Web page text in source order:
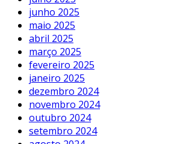
junho 2025
maio 2025
abril 2025
março 2025
fevereiro 2025
janeiro 2025
dezembro 2024
novembro 2024
outubro 2024
setembro 2024